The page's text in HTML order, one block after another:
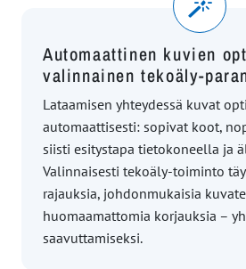
Automaattinen kuvien
valinnainen tekoäly-
Lataamisen yhteydessä kuvat
automaattisesti: sopivat koot,
siisti esitystapa tietokoneella ja
Valinnaisesti tekoäly-toiminto
rajauksia, johdonmukaisia
huomaamattomia korjauksia –
saavuttamiseksi.